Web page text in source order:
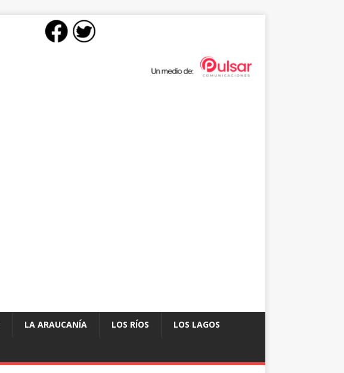
LA ARAUCANÍA LOS RÍOS LOS LAGOS